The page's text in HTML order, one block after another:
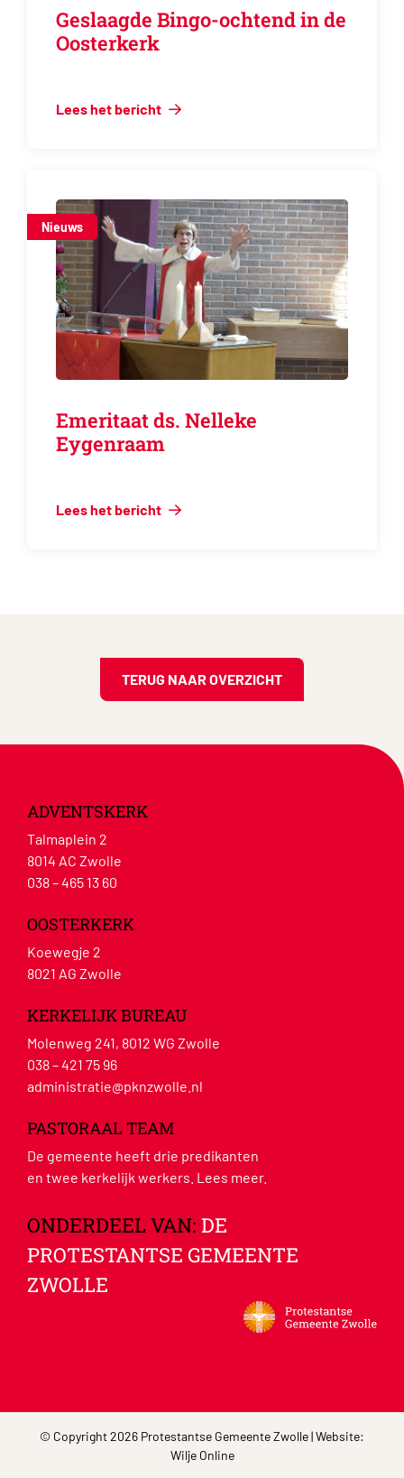
Geslaagde Bingo-ochtend in de
Oosterkerk
Lees het bericht
Nieuws
Emeritaat ds. Nelleke
Eygenraam
Lees het bericht
TERUG NAAR OVERZICHT
ADVENTSKERK
Talmaplein 2
8014 AC Zwolle
038 – 465 13 60
OOSTERKERK
Koewegje 2
8021 AG Zwolle
KERKELIJK BUREAU
Molenweg 241, 8012 WG Zwolle
038 – 421 75 96
administratie@pknzwolle.nl
PASTORAAL TEAM
De gemeente heeft drie predikanten
en twee kerkelijk werkers. Lees meer.
ONDERDEEL VAN: DE
PROTESTANTSE GEMEENTE
ZWOLLE
© Copyright 2026 Protestantse Gemeente Zwolle | Website:
Wilje Online